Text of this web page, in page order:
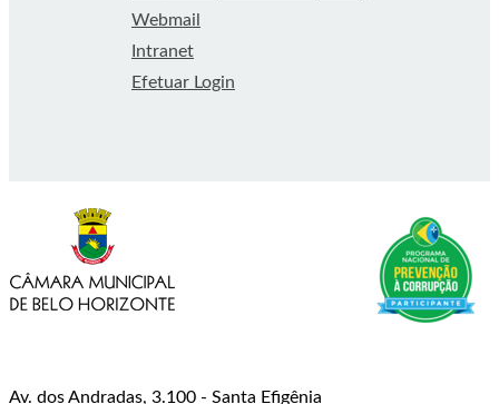
Webmail
Intranet
Efetuar Login
Av. dos Andradas, 3.100 - Santa Efigênia